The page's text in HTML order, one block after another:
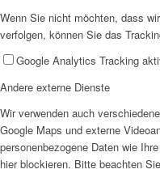
Ehrenamt
Wenn Sie nicht möchten, dass
verfolgen, können Sie das
Google Analytics Tracking
Andere externe Dienste
Wir verwenden auch
Google Maps und externe
personenbezogene Daten wie
hier blockieren. Bitte beachten